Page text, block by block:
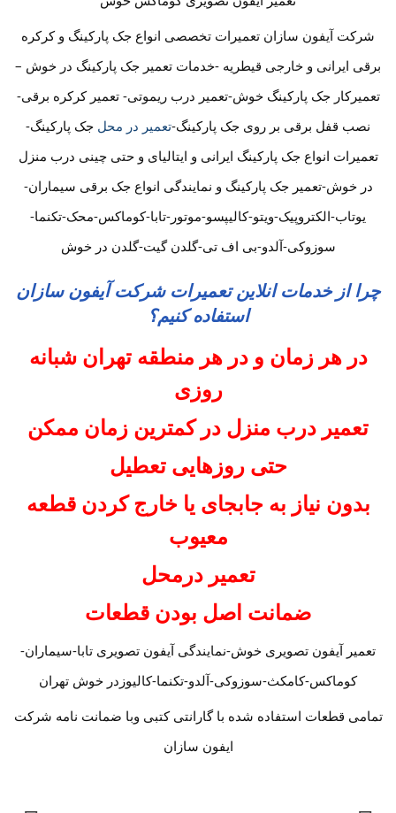
شرکت آیفون سازان تعمیرات تخصصی انواع جک پارکینگ و کرکره
برقی ایرانی و خارجی قیطریه -خدمات تعمیر جک پارکینگ در خوش –
تعمیرکار جک پارکینگ خوش-تعمیر درب ریموتی- تعمیر کرکره برقی-
نصب قفل برقی بر روی جک پارکینگ-تعمیر در محل جک پارکینگ-
تعمیرات انواع جک پارکینگ ایرانی و ایتالیای و حتی چینی درب منزل
در خوش-تعمیر جک پارکینگ و نمایندگی انواع جک برقی سیماران-
یوتاب-الکتروپیک-ویتو-کالیپسو-موتور-تابا-کوماکس-محک-تکنما-
سوزوکی-آلدو-بی اف تی-گلدن گیت-گلدن در خوش
چرا از خدمات انلاین تعمیرات شرکت آیفون سازان
استفاده کنیم؟
در هر زمان و در هر منطقه تهران شبانه
روزی
تعمیر درب منزل در کمترین زمان ممکن
حتی روزهایی تعطیل
بدون نیاز به جابجای یا خارج کردن قطعه
معیوب
تعمیر درمحل
ضمانت اصل بودن قطعات
تعمیر آیفون تصویری خوش-نمایندگی آیفون تصویری تابا-سیماران-
کوماکس-کامکث-سوزوکی-آلدو-تکنما-کالیوزدر خوش تهران
تمامی قطعات استفاده شده با گارانتی کتبی وبا ضمانت نامه شرکت
ایفون سازان